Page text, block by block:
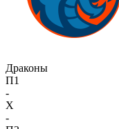
Драконы
П1
-
X
-